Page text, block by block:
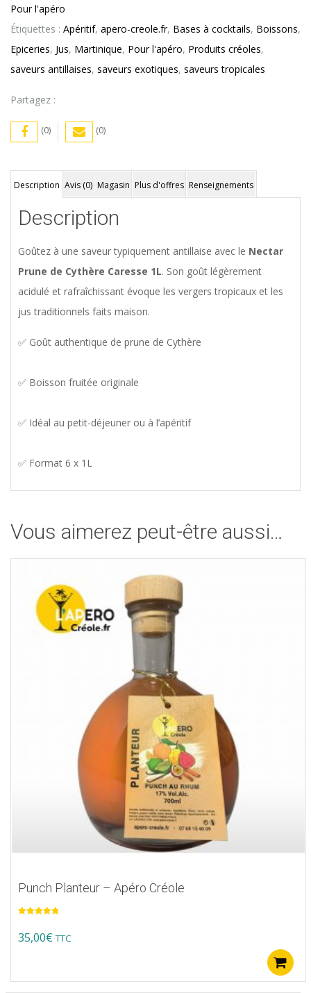
Antillaise
(
1L
)
Pour l'apéro
Étiquettes : Apéritif, apero-creole.fr, Bases à cocktails, Boissons,
Epiceries, Jus, Martinique, Pour l'apéro, Produits créoles,
saveurs antillaises, saveurs exotiques, saveurs tropicales
Partagez :
(0) (0)
Description Avis (0) Magasin Plus d'offres Renseignements
Description
Goûtez à une saveur typiquement antillaise avec le Nectar
Prune de Cythère Caresse 1L. Son goût légèrement
acidulé et rafraîchissant évoque les vergers tropicaux et les
jus traditionnels faits maison.
✅ Goût authentique de prune de Cythère
✅ Boisson fruitée originale
✅ Idéal au petit-déjeuner ou à l’apéritif
✅ Format 6 x 1L
Vous aimerez peut-être aussi…
Punch Planteur – Apéro Créole
sur 5
35,00€ TTC